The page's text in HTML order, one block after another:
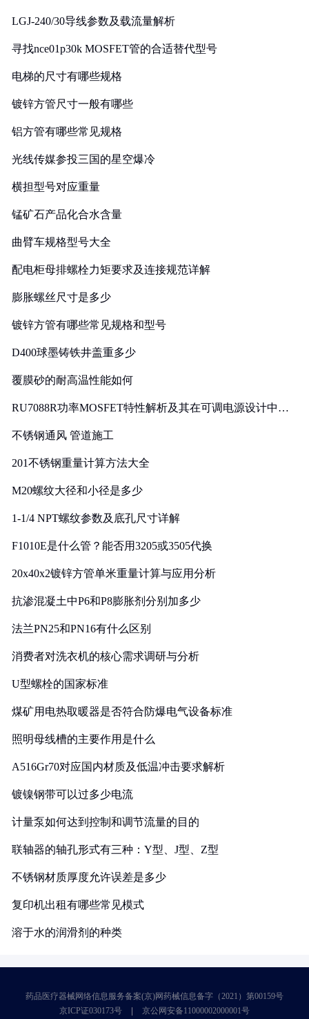
LGJ-240/30导线参数及载流量解析
寻找nce01p30k MOSFET管的合适替代型号
电梯的尺寸有哪些规格
镀锌方管尺寸一般有哪些
铝方管有哪些常见规格
光线传媒参投三国的星空爆冷
横担型号对应重量
锰矿石产品化合水含量
曲臂车规格型号大全
配电柜母排螺栓力矩要求及连接规范详解
膨胀螺丝尺寸是多少
镀锌方管有哪些常见规格和型号
D400球墨铸铁井盖重多少
覆膜砂的耐高温性能如何
RU7088R功率MOSFET特性解析及其在可调电源设计中的
不锈钢通风 管道施工
201不锈钢重量计算方法大全
M20螺纹大径和小径是多少
1-1/4 NPT螺纹参数及底孔尺寸详解
F1010E是什么管？能否用3205或3505代换
20x40x2镀锌方管单米重量计算与应用分析
抗渗混凝土中P6和P8膨胀剂分别加多少
法兰PN25和PN16有什么区别
消费者对洗衣机的核心需求调研与分析
U型螺栓的国家标准
煤矿用电热取暖器是否符合防爆电气设备标准
照明母线槽的主要作用是什么
A516Gr70对应国内材质及低温冲击要求解析
镀镍钢带可以过多少电流
计量泵如何达到控制和调节流量的目的
联轴器的轴孔形式有三种：Y型、J型、Z型
不锈钢材质厚度允许误差是多少
复印机出租有哪些常见模式
溶于水的润滑剂的种类
药品医疗器械网络信息服务备案(京)网药械信息备字（2021）第00159号
京ICP证030173号
京公网安备11000002000001号